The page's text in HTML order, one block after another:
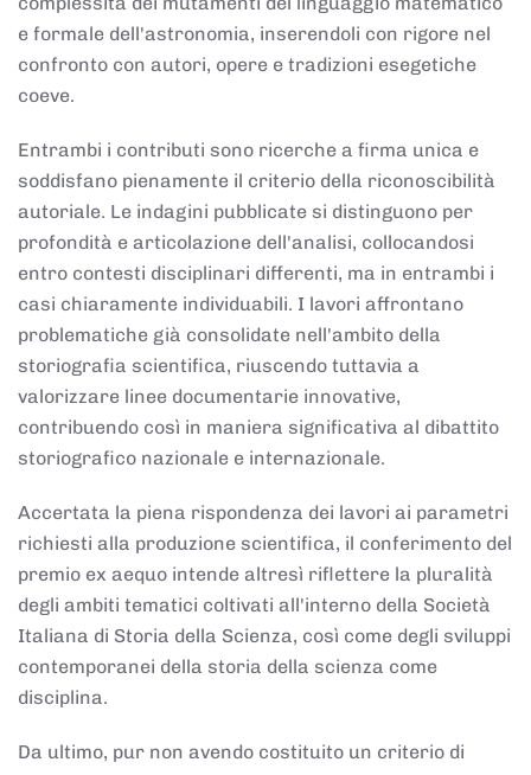
e formale dell'astronomia, inserendoli con rigore nel
confronto con autori, opere e tradizioni esegetiche
coeve.
Entrambi i contributi sono ricerche a firma unica e
soddisfano pienamente il criterio della riconoscibilità
autoriale. Le indagini pubblicate si distinguono per
profondità e articolazione dell'analisi, collocandosi
entro contesti disciplinari differenti, ma in entrambi i
casi chiaramente individuabili. I lavori affrontano
problematiche già consolidate nell'ambito della
storiografia scientifica, riuscendo tuttavia a
valorizzare linee documentarie innovative,
contribuendo così in maniera significativa al dibattito
storiografico nazionale e internazionale.
Accertata la piena rispondenza dei lavori ai parametri
richiesti alla produzione scientifica, il conferimento del
premio ex aequo intende altresì riflettere la pluralità
degli ambiti tematici coltivati all'interno della Società
Italiana di Storia della Scienza, così come degli sviluppi
contemporanei della storia della scienza come
disciplina.
Da ultimo, pur non avendo costituito un criterio di